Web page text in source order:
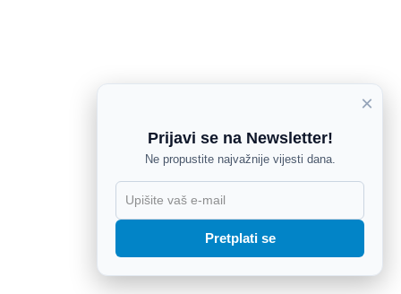
×
Prijavi se na Newsletter!
Ne propustite najvažnije vijesti dana.
Pretplati se